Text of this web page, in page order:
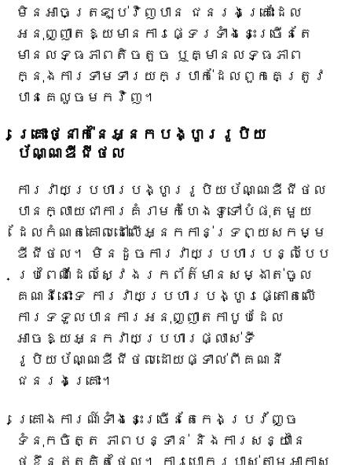
មិនអាចត្រឡប់វិញបាន ជនរងគ្រោះដែល
អនុញ្ញាតឱ្យមានការផ្ទេរទាំងនេះច្រើនតែ
មានលទ្ធភាពតិចតួច ឬគ្មានលទ្ធភាព
ក្នុងការទាមទារយកប្រាក់ដែលពួកគេត្រូវ
បានគេលួចមកវិញ។
គ្រោះថ្នាក់នៃអ្នកបង្ហូររូបិយ
ប័ណ្ណឌីជីថល
ការវាយប្រហារ​បង្ហូរ​រូបិយប័ណ្ណ​ឌីជីថល​
បាន​ក្លាយជា​ការគំរាមកំហែង​ទូទៅបំផុត​មួយ​
ដែល​កំណត់​គោលដៅ​លើ​អ្នកកាន់​ទ្រព្យសកម្ម​
ឌីជីថល។ មិនដូច​ការវាយប្រហារ​បន្លំ​បែប​
ប្រពៃណី​ដែល​ស្វែងរក​ព័ត៌មាន​សម្ងាត់​ចូល​
គណនី​នោះទេ ការវាយប្រហារ​បង្ហូរ​ផ្តោតលើ​
ការទទួលបាន​ការអនុញ្ញាត​កាបូប​ដែល​
អាចឱ្យ​អ្នកវាយប្រហារ​ផ្លាស់ទី​
រូបិយប័ណ្ណ​ឌីជីថល​ដោយផ្ទាល់​ពី​គណនី​
ជនរងគ្រោះ។
គ្រោងការណ៍ទាំងនេះច្រើនតែកេងប្រវ័ញ្ច
ទំនុកចិត្ត ភាពបន្ទាន់ និងការសន្យានៃ
ថូខឹនឥតគិតថ្លៃ។ ការបោកប្រាស់តាមអាកាស